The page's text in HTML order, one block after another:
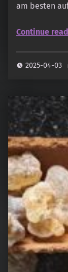
am besten
Continue
2025-04-03